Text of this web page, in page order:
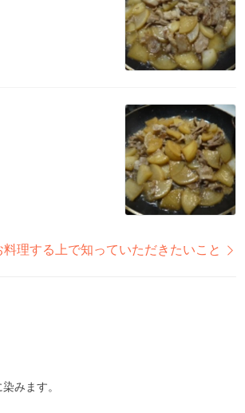
料理する上で知っていただきたいこと
みます。